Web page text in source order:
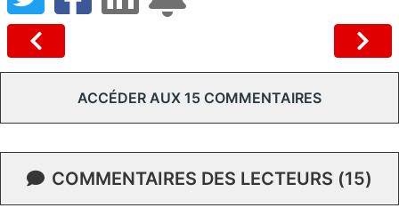
ACCÉDER AUX 15 COMMENTAIRES
COMMENTAIRES DES LECTEURS (15)